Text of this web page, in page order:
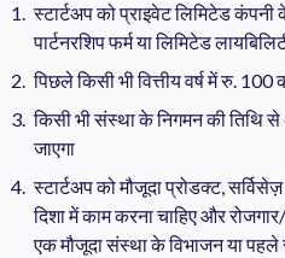
स्टार्टअप को प्राइवेट लिमिटेड कंपनी
पार्टनरशिप फर्म या लिमिटेड
पिछले किसी भी वित्तीय वर्ष में रु. 100
किसी भी संस्था के निगमन की तिथि
जाएगा
स्टार्टअप को मौजूदा प्रोडक्ट,
दिशा में काम करना चाहिए और
एक मौजूदा संस्था के विभाजन या पहले से